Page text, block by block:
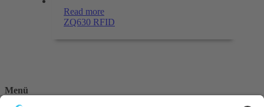
Read more
ZQ630 RFID
Menü